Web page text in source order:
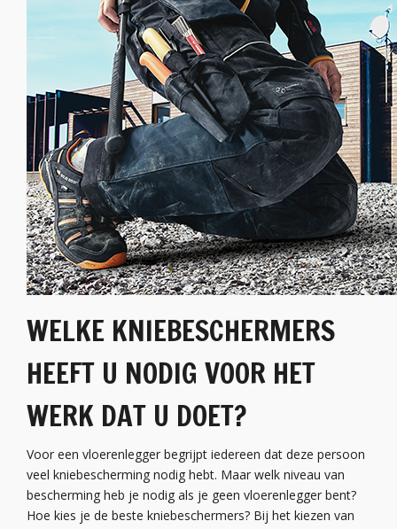
WELKE KNIEBESCHERMERS
HEEFT U NODIG VOOR HET
WERK DAT U DOET?
Voor een vloerenlegger begrijpt iedereen dat deze persoon
veel kniebescherming nodig hebt. Maar welk niveau van
bescherming heb je nodig als je geen vloerenlegger bent?
Hoe kies je de beste kniebeschermers? Bij het kiezen van